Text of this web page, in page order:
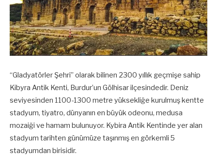
“Gladyatörler Şehri” olarak bilinen 2300 yıllık geçmişe sahip
Kibyra Antik Kenti, Burdur’un Gölhisar ilçesindedir. Deniz
seviyesinden 1100-1300 metre yüksekliğe kurulmuş kentte
stadyum, tiyatro, dünyanın en büyük odeonu, medusa
mozaiği ve hamam bulunuyor. Kybira Antik Kentinde yer alan
stadyum tarihten günümüze taşınmış en görkemli 5
stadyumdan birisidir.